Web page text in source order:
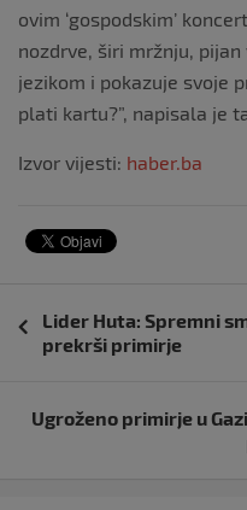
ovim ‘gospodskim’
nozdrve, širi mržnju,
jezikom i pokazuje svoje
plati kartu?”, napisala je
Izvor vijesti: haber.ba
objava
Lider Huta: Spremni
prekrši primirje
Ugroženo primirje u